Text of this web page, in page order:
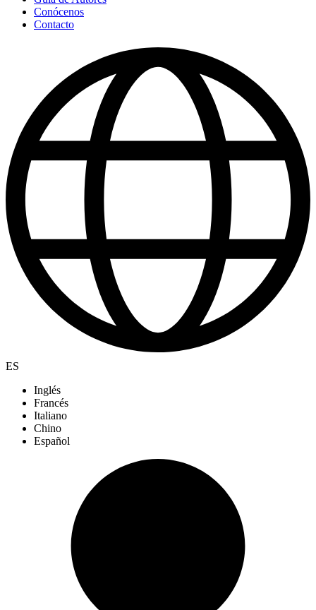
Conócenos
Contacto
ES
Inglés
Francés
Italiano
Chino
Español